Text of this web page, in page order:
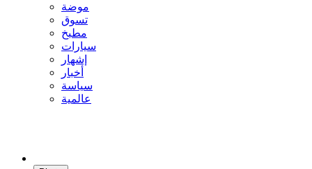
موضة
تسوق
مطبخ
سيارات
إشهار
أخبار
سياسة
عالمية